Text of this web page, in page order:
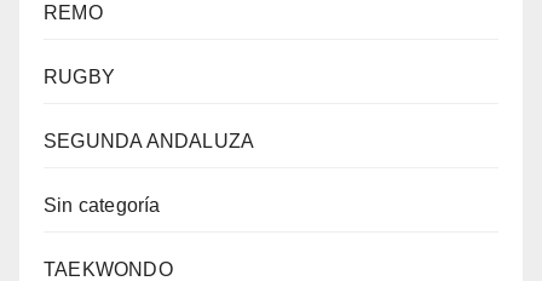
REMO
RUGBY
SEGUNDA ANDALUZA
Sin categoría
TAEKWONDO